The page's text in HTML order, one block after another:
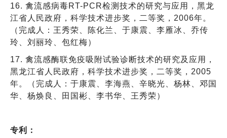
16. 禽流感病毒RT-PCR检测技术的研究与应用，黑龙
江省人民政府，科学技术进步奖，二等奖，2006年。
（完成人：王秀荣、陈化兰、于康震、李雁冰、乔传
玲、刘丽玲、包红梅）
17. 禽流感酶联免疫吸附试验诊断技术的研究及应用，
黑龙江省人民政府，科学技术进步奖，二等奖，2005
年。（完成人：于康震、李海燕、辛晓光、杨林、邓国
华、杨焕良、田国彬、李书华、王秀荣）
专利：